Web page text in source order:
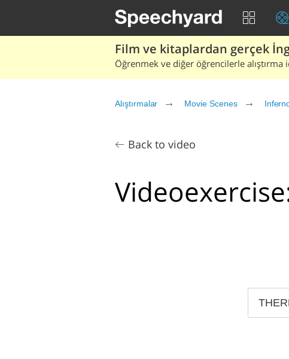
Film ve kitaplardan gerçek
Öğrenmek ve diğer öğrencilerle alıştırma
Alıştırmalar Movie Scenes
Back to video